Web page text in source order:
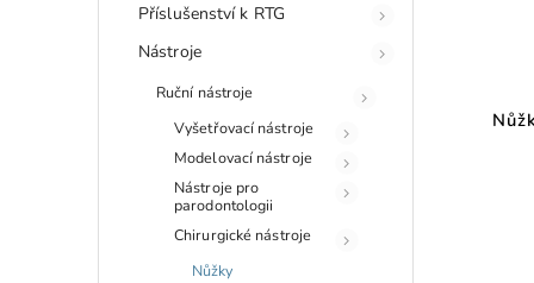
Příslušenství k RTG
Nástroje
Ruční nástroje
Vyšetřovací nástroje
Modelovací nástroje
Nástroje pro
parodontologii
Chirurgické nástroje
Nůžky